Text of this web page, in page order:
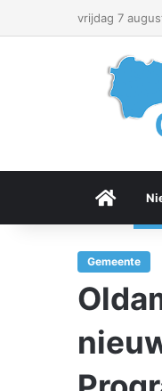
vrijdag 7
Menu
Gemeente